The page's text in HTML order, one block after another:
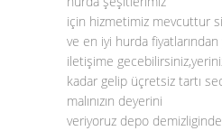
için hizmetimiz mevcuttur
ve en iyi hurda
iletişime
kadar gelip üçretsiz tartı
malınızın deyerini
veriyoruz depo